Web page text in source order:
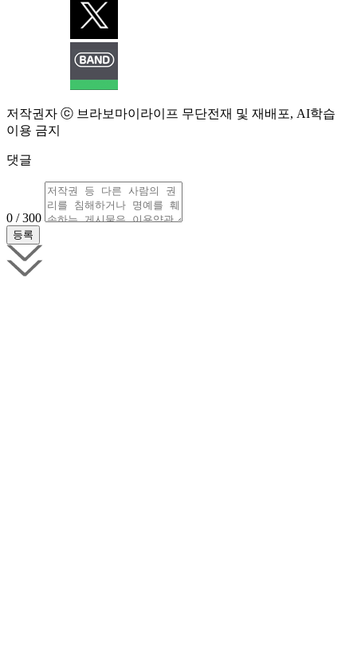
저작권자 ⓒ 브라보마이라이프 무단전재 및 재배포, AI학습
이용 금지
댓글
0 / 300